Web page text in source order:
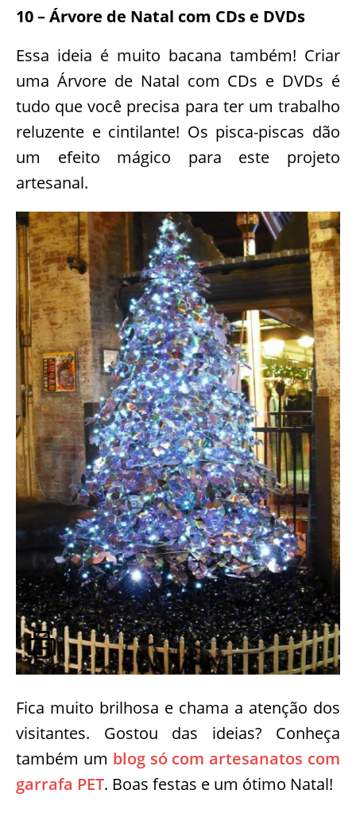
10 – Árvore de Natal com CDs e DVDs
Essa ideia é muito bacana também! Criar
uma Árvore de Natal com CDs e DVDs é
tudo que você precisa para ter um trabalho
reluzente e cintilante! Os pisca-piscas dão
um efeito mágico para este projeto
artesanal.
Fica muito brilhosa e chama a atenção dos
visitantes. Gostou das ideias? Conheça
também um blog só com artesanatos com
garrafa PET. Boas festas e um ótimo Natal!